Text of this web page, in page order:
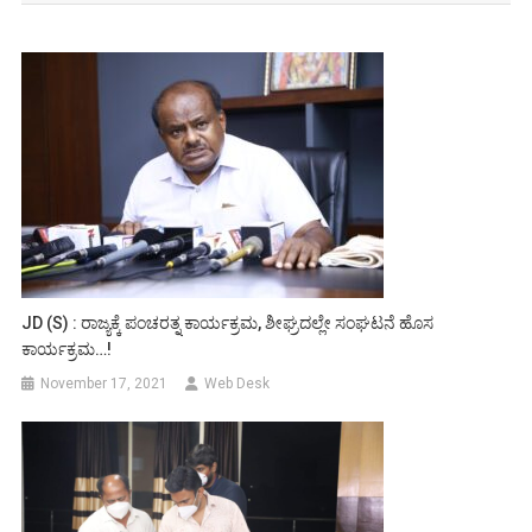
JD (S) : ರಾಜ್ಯಕ್ಕೆ ಪಂಚರತ್ನ ಕಾರ್ಯಕ್ರಮ, ಶೀಘ್ರದಲ್ಲೇ ಸಂಘಟನೆ ಹೊಸ
ಕಾರ್ಯಕ್ರಮ…!
November 17, 2021 Web Desk